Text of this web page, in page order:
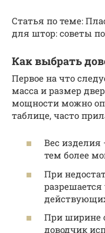
Статья по теме:
для штор: советы
Как выбрать
Первое на что
масса и размер
мощности можно
таблице, часто
Вес изделия
тем более
При
При ширине
доводчик